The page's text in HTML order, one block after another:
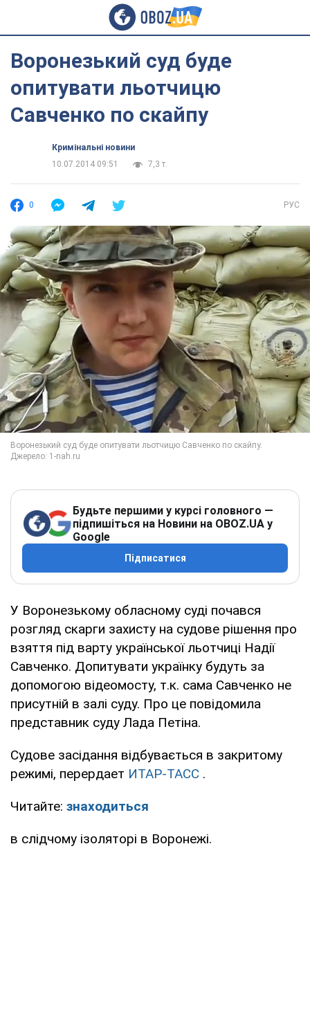
Воронезький суд буде
опитувати льотчицю
Савченко по скайпу
Кримінальні новини
10.07.2014 09:51
7,3 т.
0 РУС
Будьте першими у курсі головного —
підпишіться на Новини на OBOZ.UA у
Google
Підписатися
У Воронезькому обласному суді почався
розгляд скарги захисту на судове рішення про
взяття під варту української льотчиці Надії
Савченко. Допитувати українку будуть за
допомогою відеомосту, т.к. сама Савченко не
присутній в залі суду. Про це повідомила
представник суду Лада Петіна.
Судове засідання відбувається в закритому
режимі, перердает ИТАР-ТАСС .
Читайте: знаходиться
в слідчому ізоляторі в Воронежі.